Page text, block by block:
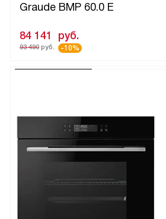
Graude BMP 60.0 E
84 141 руб.
93 490 руб. -10%